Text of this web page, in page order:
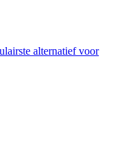
alternatief voor